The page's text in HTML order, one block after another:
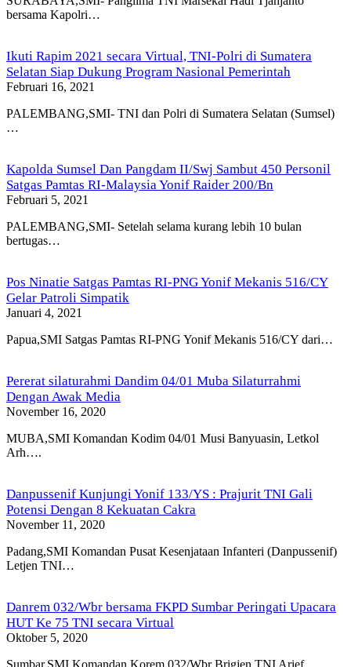
bersama Kapolri…
Ikuti Rapim 2021 secara Virtual, TNI-Polri di Sumatera
Selatan Siap Dukung Program Nasional Pemerintah
Februari 16, 2021
PALEMBANG,SMI- TNI dan Polri di Sumatera Selatan (Sumsel)
…
Kapolda Sumsel Dan Pangdam II/Swj Sambut 450 Personil
Satgas Pamtas RI-Malaysia Yonif Raider 200/Bn
Februari 5, 2021
PALEMBANG,SMI- Setelah selama kurang lebih 10 bulan
bertugas…
Pos Ninatie Satgas Pamtas RI-PNG Yonif Mekanis 516/CY
Gelar Patroli Simpatik
Januari 4, 2021
Papua,SMI Satgas Pamtas RI-PNG Yonif Mekanis 516/CY dari…
Pererat silaturahmi Dandim 04/01 Muba Silaturrahmi
Dengan Awak Media
November 16, 2020
MUBA,SMI Komandan Kodim 04/01 Musi Banyuasin, Letkol
Arh….
Danpussenif Kunjungi Yonif 133/YS : Prajurit TNI Gali
Potensi Dengan 8 Kekuatan Cakra
November 11, 2020
Padang,SMI Komandan Pusat Kesenjataan Infanteri (Danpussenif)
Letjen TNI…
Danrem 032/Wbr bersama FKPD Sumbar Peringati Upacara
HUT Ke 75 TNI secara Virtual
Oktober 5, 2020
Sumbar,SMI Komandan Korem 032/Wbr Brigjen TNI Arief